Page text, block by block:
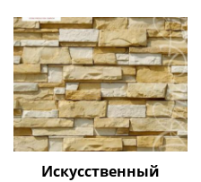
Искусственный